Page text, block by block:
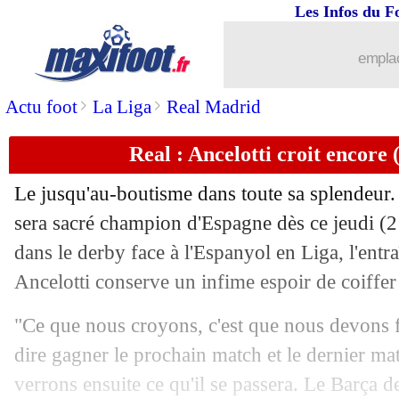
Actu foot> La Liga> Real Madrid
Les Infos du
Real : Ancelotti croit encore
Le jusqu'au-boutisme dans toute sa
sera sacré champion d'Espagne dès ce jeudi
dans le derby face à l'Espanyol en Liga,
Ancelotti conserve un infime espoir de
"Ce que nous croyons, c'est que nous
dire gagner le prochain match et le dernier
verrons ensuite ce qu'il se passera. Le Barça
Chelsea : Aston Villa veut garder
15/05 Brest: Roy veut voir le PSG aller au
: Gameiro raconte son transfert
15/05 Lyon: Fonseca se voit rester
15/05 LdC: Matuidi imagine la France
15/05 Man City : E. Haaland - "une saison
15/05 Milan: Reijnders, Man City prépare
15/05 Nantes : la mère de Sala s'en prend à